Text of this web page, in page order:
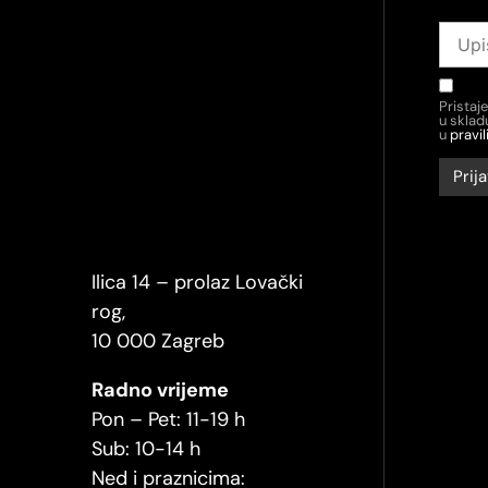
Ilica 14 – prolaz Lovački
rog,
10 000 Zagreb
Radno vrijeme
Pon – Pet: 11-19 h
Sub: 10-14 h
Ned i praznicima:
u
u